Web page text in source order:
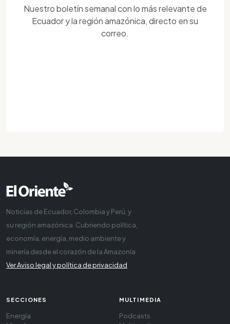
Nuestro boletín semanal con lo más relevante de
Ecuador y la región amazónica, directo en su
correo.
Noticias de Ecuador, Colombia y Perú, y
su región amazónica. Cubriendo política,
economía, energía, medio ambiente y
minería desde el corazón de la Amazonía
Ver Aviso legal y política de privacidad
SECCIONES
Energía
MULTIMEDIA
Podcasts